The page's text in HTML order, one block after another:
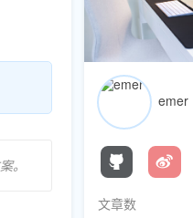
。
emer
文章数